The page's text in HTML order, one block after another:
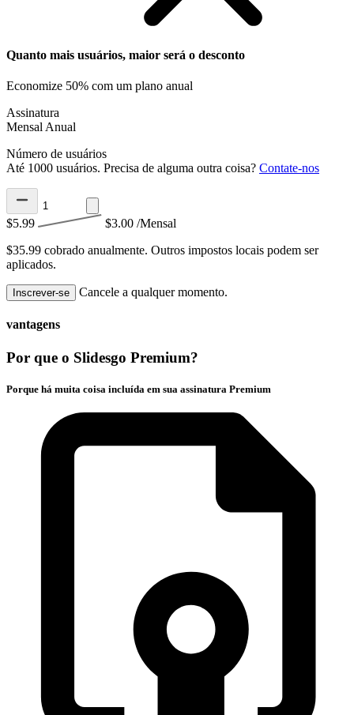
Quanto mais usuários, maior será o desconto
Economize 50% com um plano anual
Assinatura
Mensal Anual
Número de usuários
Até 1000 usuários. Precisa de alguma outra coisa? Contate-nos
$5.99 $3.00 /Mensal
$35.99 cobrado anualmente. Outros impostos locais podem ser
aplicados.
Inscrever-se Cancele a qualquer momento.
vantagens
Por que o Slidesgo Premium?
Porque há muita coisa incluída em sua assinatura Premium